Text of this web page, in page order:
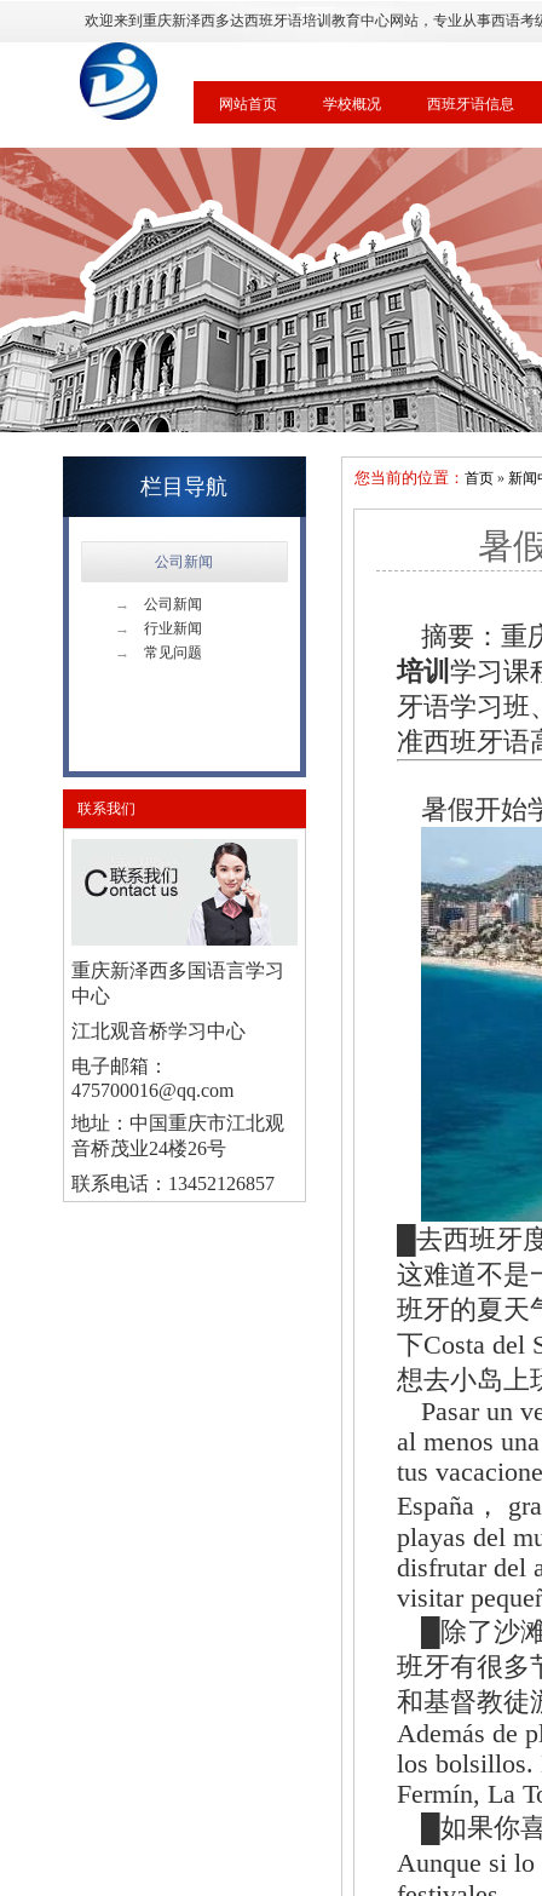
欢迎来到重庆新泽西多达西班牙语培训教育中心网站，专业从事西语考
网站首页 学校概况 西班牙语信息
栏目导航
公司新闻
→
公司新闻
→
行业新闻
→
常见问题
联系我们
重庆新泽西多国语言学习
中心
江北观音桥学习中心
电子邮箱：
475700016@qq.com
地址：中国重庆市江北观
音桥茂业24楼26号
联系电话：13452126857
您当前的位置： 首页» 新闻
暑
摘要：重
培训学习课
牙语学习班
准西班牙语
暑假开始
█去西班牙
这难道不是
班牙的夏天
下Costa del
想去小岛上
Pasar un
al menos
tus
España，
playas del
disfrutar del
visitar
█除了沙
班牙有很多
和基督教徒
Además de
los bolsillos.
Fermín, La
█如果你
Aunque si lo